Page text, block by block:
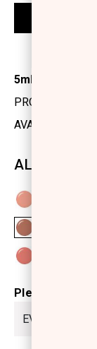
5ml
PRODUCT
AVAILABILITY:
ALL SHADES
Please select